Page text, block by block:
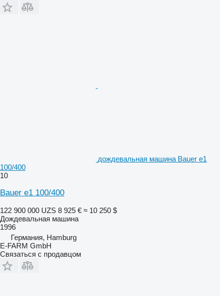
дождевальная машина Bauer e1
100/400
10
Bauer e1 100/400
122 900 000 UZS 8 925 € ≈ 10 250 $
Дождевальная машина
1996
Германия, Hamburg
E-FARM GmbH
Связаться с продавцом